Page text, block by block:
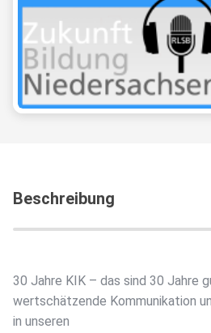
Beschreibung
30 Jahre KIK – das sind 30 Jahre
wertschätzende Kommunikation
in unseren